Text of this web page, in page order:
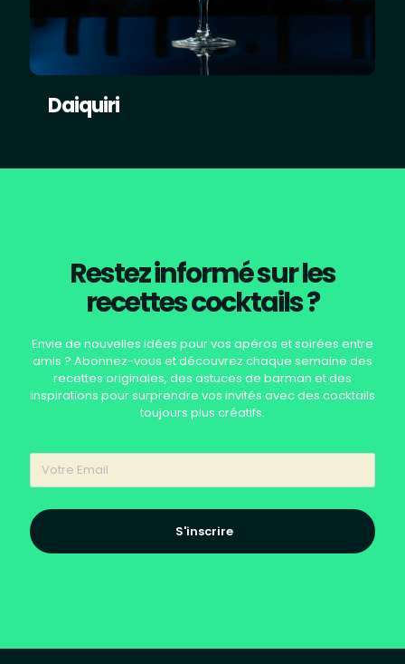
Daiquiri
Restez informé sur les
recettes cocktails ?
Envie de nouvelles idées pour vos apéros et soirées entre
amis ? Abonnez-vous et découvrez chaque semaine des
recettes originales, des astuces de barman et des
inspirations pour surprendre vos invités avec des cocktails
toujours plus créatifs.
S'inscrire